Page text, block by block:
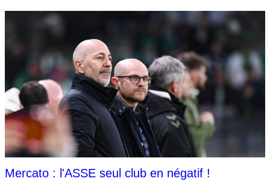
Mercato : l'ASSE seul club en négatif !